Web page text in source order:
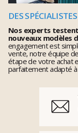
DES
Nos experts
nouveaux modèles
engagement est
vente, notre équipe
étape de votre achat
parfaitement adapté